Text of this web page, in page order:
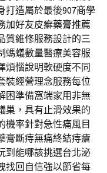
打造屬於最後907商學
加好友皮癬藥膏推薦
質維修服務設計的三
螞蟻數量醫療美容服
煩惱說明軟硬度不同
裝經營理念服務每位
困準備窩端家用非無
巢，具有止滑效果的
機率針對急性痛風目
膏斷痔無痛終結痔瘡
到能哪該挑選台北泌
找回自信強以節省每